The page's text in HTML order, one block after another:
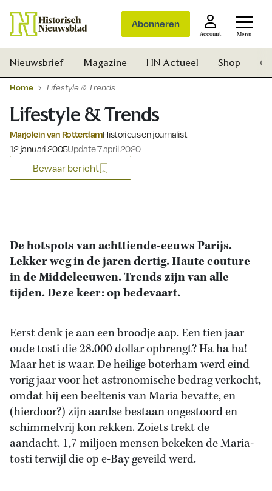
Abonneren
Account Menu
Zoek
Nieuwsbrief Magazine HN Actueel Shop
Home Lifestyle & Trends
Lifestyle & Trends
Marjolein van RotterdamHistoricus en journalist
Gepubliceerd op:
12 januari 2005Update 7 april 2020
Bewaar bericht
De hotspots van achttiende-eeuws Parijs.
Lekker weg in de jaren dertig. Haute couture
in de Middeleeuwen. Trends zijn van alle
tijden. Deze keer: op bedevaart.
Eerst denk je aan een broodje aap. Een tien jaar
oude tosti die 28.000 dollar opbrengt? Ha ha ha!
Maar het is waar. De heilige boterham werd eind
vorig jaar voor het astronomische bedrag verkocht,
omdat hij een beeltenis van Maria bevatte, en
(hierdoor?) zijn aardse bestaan ongestoord en
schimmelvrij kon rekken. Zoiets trekt de
aandacht. 1,7 miljoen mensen bekeken de Maria-
tosti terwijl die op e-Bay geveild werd.